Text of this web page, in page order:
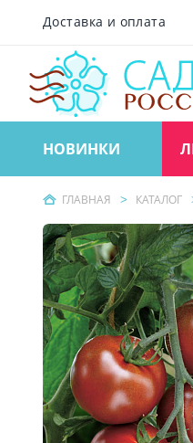
Доставка и оплата
НОВИНКИ
ГЛАВНАЯ КАТАЛОГ